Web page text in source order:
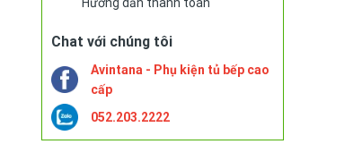
Chat với chúng tôi
Avintana - Phụ kiện tủ bếp cao
cấp
052.203.2222